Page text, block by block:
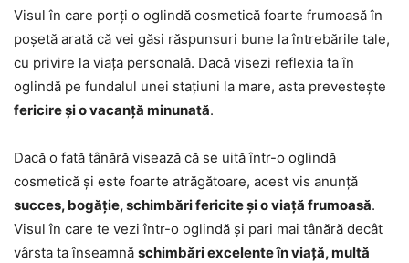
Visul în care porți o oglindă cosmetică foarte frumoasă în
poșetă arată că vei găsi răspunsuri bune la întrebările tale,
cu privire la viața personală. Dacă visezi reflexia ta în
oglindă pe fundalul unei stațiuni la mare, asta prevestește
fericire și o vacanță minunată.
Dacă o fată tânără visează că se uită într-o oglindă
cosmetică și este foarte atrăgătoare, acest vis anunță
succes, bogăție, schimbări fericite și o viață frumoasă.
Visul în care te vezi într-o oglindă și pari mai tânără decât
vârsta ta înseamnă schimbări excelente în viață, multă